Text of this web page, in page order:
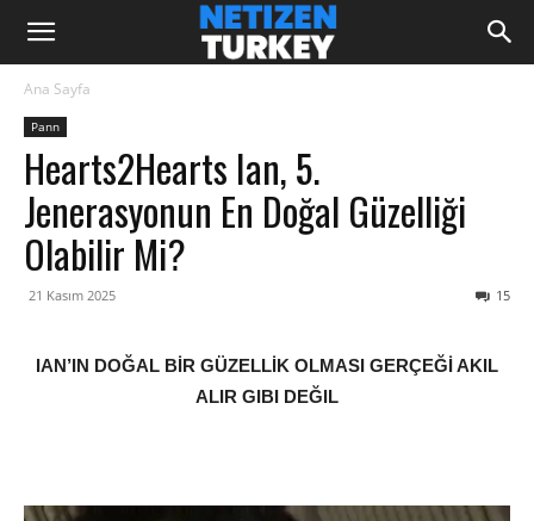
Ana Sayfa
Pann
Hearts2Hearts Ian, 5.
Jenerasyonun En Doğal Güzelliği
Olabilir Mi?
21 Kasım 2025 15
IAN’IN DOĞAL BİR GÜZELLİK OLMASI GERÇEĞİ AKIL
ALIR GIBI DEĞIL